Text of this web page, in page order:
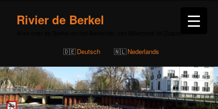
Rivier de Berkel
Deutsch Nederlands